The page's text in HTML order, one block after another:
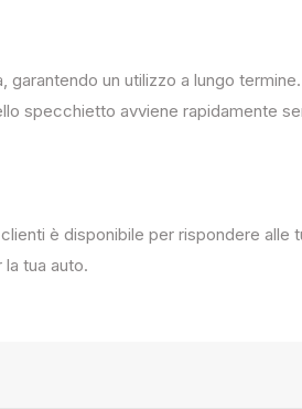
un utilizzo a lungo termine.
specchietto avviene rapidamente
è disponibile per rispondere alle
tua auto.